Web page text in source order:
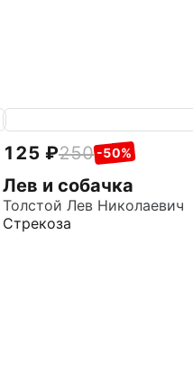
125 250 -50%
Лев и собачка
Толстой Лев Николаевич
Стрекоза